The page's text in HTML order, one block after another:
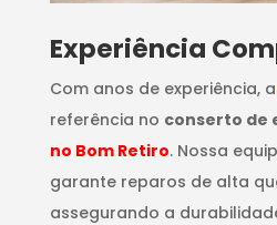
​Experiência
Com anos de experiência, a
referência no conserto de
no Bom Retiro. Nossa
garante reparos de alta
assegurando a